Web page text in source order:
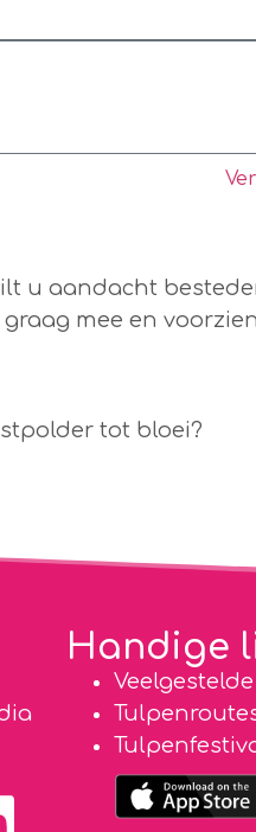
u aandacht
graag mee en
tot bloei?
Handige